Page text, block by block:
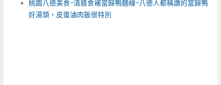
桃園八德美食-清膳食補當歸鴨麵線-八德人都稱讚的當歸鴨
好湯頭，皮蛋滷肉飯很特別